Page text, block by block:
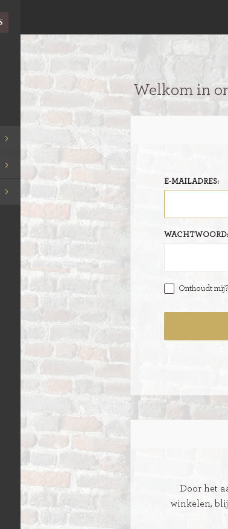
VLOERBROOD
ZUURDESEM BROOD
BUSBRODEN
GEVULD BROOD
CROISSANTS
HERMANS
RIJSTEVLAAI
KRUIMELVLAAI
VLAAI RASTER
OPEN VLAAI
LUXE VLAAI
GEBAKJES
GÂTEAUX
Welkom in
E-MAILADRES:
WACHTWOORD:
Onthoudt mij?
Door het
winkelen,